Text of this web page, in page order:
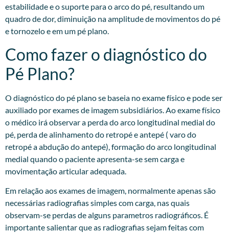
estabilidade e o suporte para o arco do pé, resultando um
quadro de dor, diminuição na amplitude de movimentos do pé
e tornozelo e em um pé plano.
Como fazer o diagnóstico do
Pé Plano?
O diagnóstico do pé plano se baseia no exame físico e pode ser
auxiliado por exames de imagem subsidiários. Ao exame físico
o médico irá observar a perda do arco longitudinal medial do
pé, perda de alinhamento do retropé e antepé ( varo do
retropé a abdução do antepé), formação do arco longitudinal
medial quando o paciente apresenta-se sem carga e
movimentação articular adequada.
Em relação aos exames de imagem, normalmente apenas são
necessárias radiografias simples com carga, nas quais
observam-se perdas de alguns parametros radiográficos. É
importante salientar que as radiografias sejam feitas com